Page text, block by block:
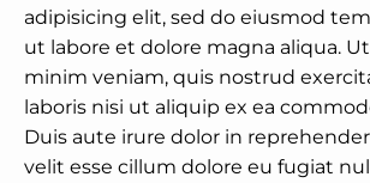
adipisicing elit, sed do eiusmod
ut labore et dolore magna aliqua.
minim veniam, quis nostrud
laboris nisi ut aliquip ex ea
Duis aute irure dolor in
velit esse cillum dolore eu fugiat